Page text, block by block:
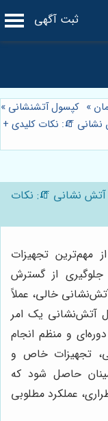
ثبت آگهی
» کپسول آتشنشانی »
نشانی 🧯: نکات کلیدی +
آتش نشانی 🧯: نکات
مهم‌ترین تجهیزات
از گسترش
خالی، عملاً
آتش‌نشانی یک امر
و منظم انجام
تجهیزات خاص و
حاصل شود که
عملکرد مطلوبی